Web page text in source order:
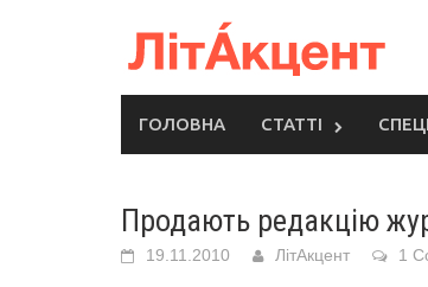
ГОЛОВНА СТАТТІ
Продають редакцію
19.11.2010 ЛітАкцент 1